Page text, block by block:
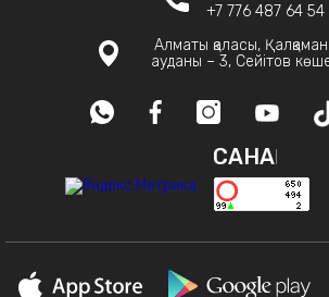
+7 776 487 64 54
Алматы қаласы,
ауданы – 3, Сейітов
САНАҚ